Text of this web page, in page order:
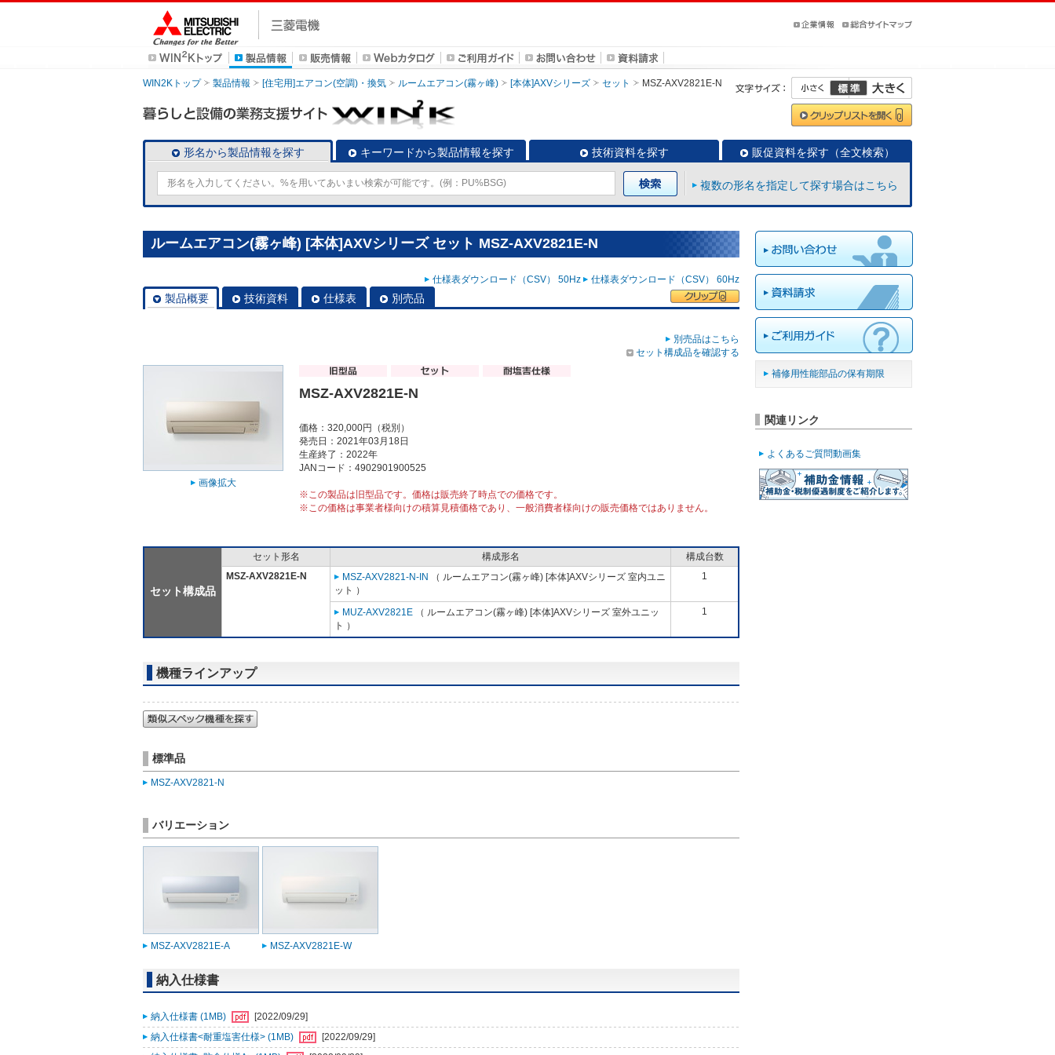
WIN2Kトップ 製品情報 [住宅用]エアコン(空調)・換気 ルームエアコン(霧ヶ峰) [本体]AXVシリーズ セット MSZ-AXV2821E-N
形名から製品情報を探す キーワードから製品情報を探す 技術資料を探す 販促資料を探す（全文検索）
複数の形名を指定して探す場合はこちら
ルームエアコン(霧ヶ峰) [本体]AXVシリーズ セット MSZ-AXV2821E-N
仕様表ダウンロード（CSV） 50Hz 仕様表ダウンロード（CSV） 60Hz
製品概要 技術資料 仕様表 別売品
別売品はこちら
セット構成品を確認する
画像拡大
MSZ-AXV2821E-N
価格：320,000円（税別）
発売日：2021年03月18日
生産終了：2022年
JANコード：4902901900525
※この製品は旧型品です。価格は販売終了時点での価格です。
※この価格は事業者様向けの積算見積価格であり、一般消費者様向けの販売価格ではありません。
セット構成品
セット形名 構成形名
構成台数
MSZ-AXV2821E-N
MSZ-AXV2821-N-IN
（ ルームエアコン(霧ヶ峰) [本体]AXVシリーズ 室内ユニ
ット ）
1
MUZ-AXV2821E （ ルームエアコン(霧ヶ峰) [本体]AXVシリーズ 室外ユニッ
ト ）
1
機種ラインアップ
標準品
MSZ-AXV2821-N
バリエーション
MSZ-AXV2821E-A MSZ-AXV2821E-W
納入仕様書
納入仕様書 (1MB)
[2022/09/29]
納入仕様書<耐重塩害仕様> (1MB)
[2022/09/29]
補修用性能部品の保有期限
関連リンク
よくあるご質問動画集